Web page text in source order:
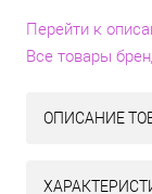
Перейти к
Все товары
ОПИСАНИЕ